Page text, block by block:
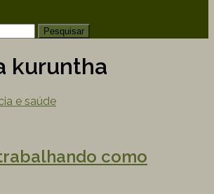
kuruntha
e saúde
como